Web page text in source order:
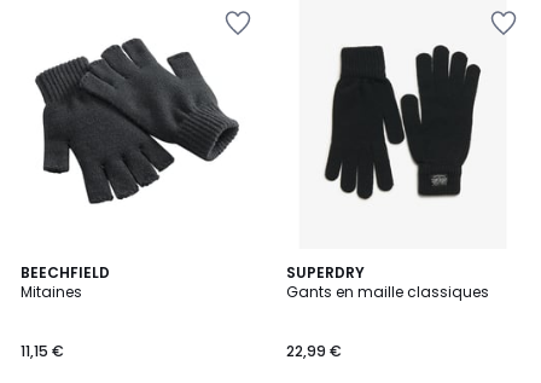
BEECHFIELD
Mitaines
11,15 €
SUPERDRY
Gants en maille classiques
22,99 €